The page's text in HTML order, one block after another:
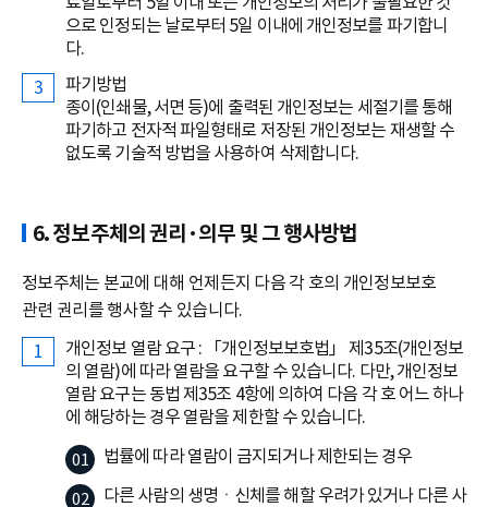
으로 인정되는 날로부터 5일 이내에 개인정보를 파기합니
다.
파기방법
종이(인쇄물, 서면 등)에 출력된 개인정보는 세절기를 통해
파기하고 전자적 파일형태로 저장된 개인정보는 재생할 수
없도록 기술적 방법을 사용하여 삭제합니다.
6. 정보주체의 권리·의무 및 그 행사방법
정보주체는 본교에 대해 언제든지 다음 각 호의 개인정보보호
관련 권리를 행사할 수 있습니다.
개인정보 열람 요구 : 「개인정보보호법」 제35조(개인정보
의 열람)에 따라 열람을 요구할 수 있습니다. 다만, 개인정보
열람 요구는 동법 제35조 4항에 의하여 다음 각 호 어느 하나
에 해당하는 경우 열람을 제한할 수 있습니다.
법률에 따라 열람이 금지되거나 제한되는 경우
다른 사람의 생명ㆍ신체를 해할 우려가 있거나 다른 사